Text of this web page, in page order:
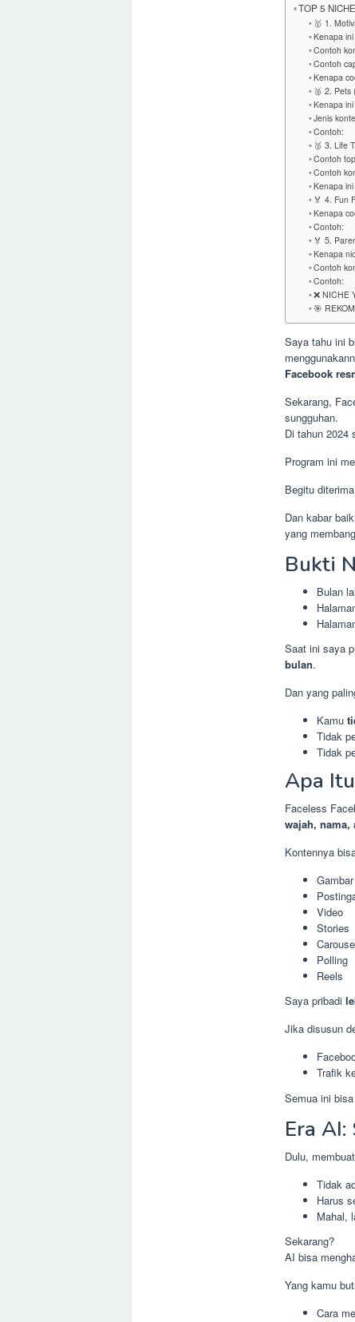
TOP 5
🥇 1.
Kenapa
Contoh
Contoh
Kenapa
🥈 2. Pets
Kenapa
Jenis
Contoh:
🥉 3. Life
Contoh
Contoh
Kenapa
🏅 4. Fun
Kenapa
Contoh:
🏅 5.
Kenapa
Contoh
Contoh:
❌ NICHE
🎯
Saya tahu ini
Facebook
Sekarang,
sungguhan.
Di tahun 2024
Program ini
Begitu
Dan kabar
yang
Bukti
Bulan
Saat ini saya
bulan.
Dan yang
Kamu
Tidak
Tidak
Apa
Faceless
wajah,
Kontennya
Gambar
Video
Stories
Polling
Reels
Saya pribadi
Jika disusun
Trafik
Semua ini
Era
Dulu,
Tidak
Harus
Mahal,
Sekarang?
AI bisa
Yang kamu
Cara